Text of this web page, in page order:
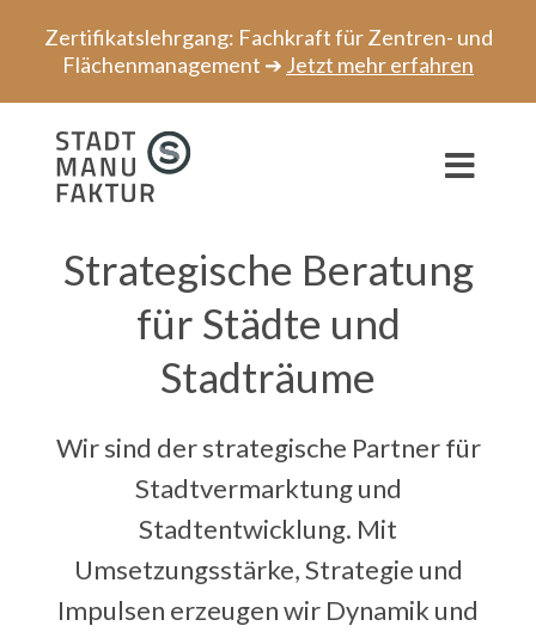
springen
Zertifikatslehrgang: Fachkraft für Zentren- und
Flächenmanagement ➔ Jetzt mehr erfahren
Beratung
Netzwerk
Magazin
Kontakt
Strategische Beratung
für Städte und
Stadträume
Wir sind der strategische Partner für
Stadtvermarktungund
Stadtentwicklung. Mit
Umsetzungsstärke, Strategie und
Impulsen erzeugen wir Dynamik und